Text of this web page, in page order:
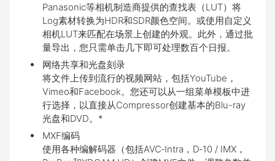
Panasonic等相机制造商提供的查找表（LUT）将
Log素材转换为HDR和SDR颜色空间。或使用自定义
相机LUT来匹配在场景上创建的外观。此外，通过批
量导出，您只需单击几下即可处理数百个日报。
网络共享和光盘刻录
将文件上传到流行的视频网站，包括YouTube，
Vimeo和Facebook。您还可以从一组菜单模板中进
行选择，以直接从Compressor创建基本的Blu-ray
光盘和DVD。*
MXF编码
使用各种编解码器（包括AVC‑Intra，D‑10 / IMX，